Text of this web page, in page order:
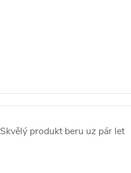
Skvělý produkt beru uz pár let